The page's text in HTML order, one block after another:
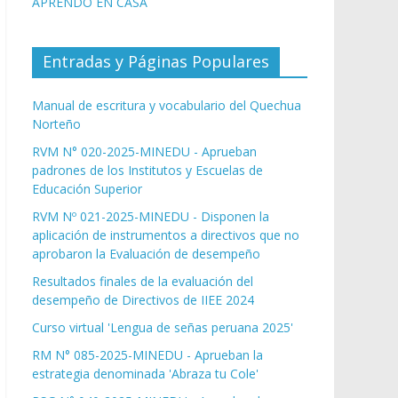
Entradas y Páginas Populares
Manual de escritura y vocabulario del Quechua
Norteño
RVM N° 020-2025-MINEDU - Aprueban
padrones de los Institutos y Escuelas de
Educación Superior
RVM Nº 021-2025-MINEDU - Disponen la
aplicación de instrumentos a directivos que no
aprobaron la Evaluación de desempeño
Resultados finales de la evaluación del
desempeño de Directivos de IIEE 2024
Curso virtual 'Lengua de señas peruana 2025'
RM N° 085-2025-MINEDU - Aprueban la
estrategia denominada 'Abraza tu Cole'